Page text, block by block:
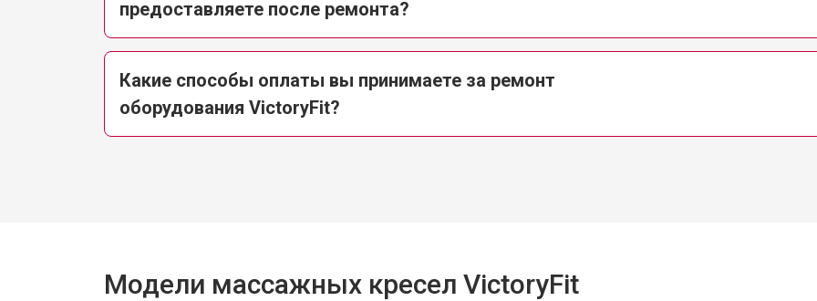
предоставляете после ремонта?
Какие способы оплаты вы принимаете за ремонт
оборудования VictoryFit?
Модели массажных кресел VictoryFit